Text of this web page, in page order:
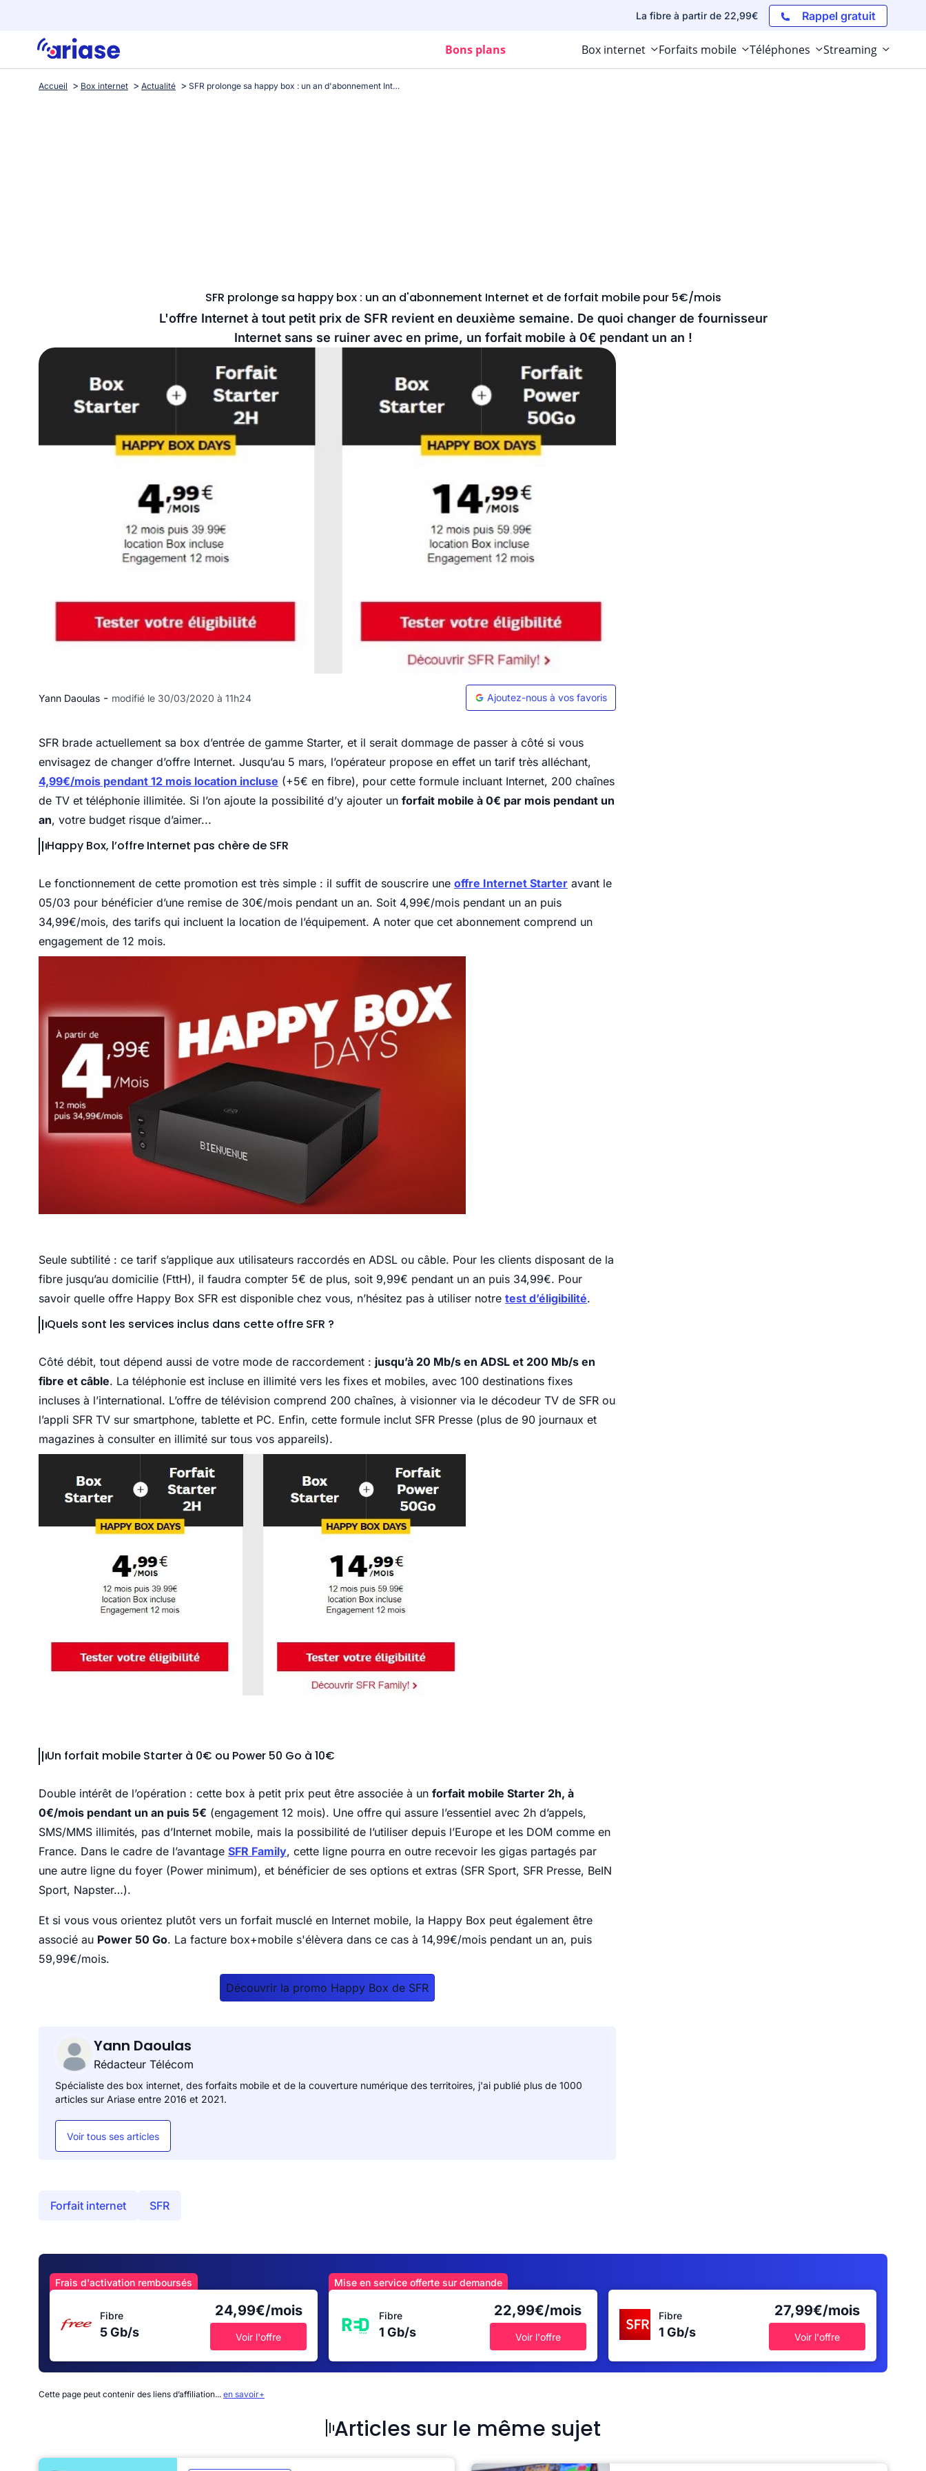
La fibre à partir de 22,99€ Rappel gratuit
Bons plans Box internet Forfaits mobile Téléphones Streaming
Accueil Box internet Actualité SFR prolonge sa happy box : un an d'abonnement Internet et de forfait mobile pour 5€/mois
SFR prolonge sa happy box : un an d'abonnement Internet et de forfait mobile pour 5€/mois
L'offre Internet à tout petit prix de SFR revient en deuxième semaine. De quoi changer de fournisseur
Internet sans se ruiner avec en prime, un forfait mobile à 0€ pendant un an !
Yann Daoulas - modifié le 30/03/2020 à 11h24 Ajoutez-nous à vos favoris
SFR brade actuellement sa box d’entrée de gamme Starter, et il serait dommage de passer à côté si vous
envisagez de changer d’offre Internet. Jusqu’au 5 mars, l’opérateur propose en effet un tarif très alléchant,
4,99€/mois pendant 12 mois location incluse (+5€ en fibre), pour cette formule incluant Internet, 200 chaînes
de TV et téléphonie illimitée. Si l’on ajoute la possibilité d’y ajouter un forfait mobile à 0€ par mois pendant un
an, votre budget risque d’aimer...
Happy Box, l’offre Internet pas chère de SFR
Le fonctionnement de cette promotion est très simple : il suffit de souscrire une offre Internet Starter avant le
05/03 pour bénéficier d’une remise de 30€/mois pendant un an. Soit 4,99€/mois pendant un an puis
34,99€/mois, des tarifs qui incluent la location de l’équipement. A noter que cet abonnement comprend un
engagement de 12 mois.
Seule subtilité : ce tarif s’applique aux utilisateurs raccordés en ADSL ou câble. Pour les clients disposant de la
fibre jusqu’au domicilie (FttH), il faudra compter 5€ de plus, soit 9,99€ pendant un an puis 34,99€. Pour
savoir quelle offre Happy Box SFR est disponible chez vous, n’hésitez pas à utiliser notre test d’éligibilité.
Quels sont les services inclus dans cette offre SFR ?
Côté débit, tout dépend aussi de votre mode de raccordement : jusqu’à 20 Mb/s en ADSL et 200 Mb/s en
fibre et câble. La téléphonie est incluse en illimité vers les fixes et mobiles, avec 100 destinations fixes
incluses à l’international. L’offre de télévision comprend 200 chaînes, à visionner via le décodeur TV de SFR ou
l’appli SFR TV sur smartphone, tablette et PC. Enfin, cette formule inclut SFR Presse (plus de 90 journaux et
magazines à consulter en illimité sur tous vos appareils).
Un forfait mobile Starter à 0€ ou Power 50 Go à 10€
Double intérêt de l’opération : cette box à petit prix peut être associée à un forfait mobile Starter 2h, à
0€/mois pendant un an puis 5€ (engagement 12 mois). Une offre qui assure l’essentiel avec 2h d’appels,
SMS/MMS illimités, pas d’Internet mobile, mais la possibilité de l’utiliser depuis l’Europe et les DOM comme en
France. Dans le cadre de l’avantage SFR Family, cette ligne pourra en outre recevoir les gigas partagés par
une autre ligne du foyer (Power minimum), et bénéficier de ses options et extras (SFR Sport, SFR Presse, BeIN
Sport, Napster…).
Et si vous vous orientez plutôt vers un forfait musclé en Internet mobile, la Happy Box peut également être
associé au Power 50 Go. La facture box+mobile s'élèvera dans ce cas à 14,99€/mois pendant un an, puis
59,99€/mois.
Découvrir la promo Happy Box de SFR
Yann Daoulas
Rédacteur Télécom
Spécialiste des box internet, des forfaits mobile et de la couverture numérique des territoires, j'ai publié plus de 1000
articles sur Ariase entre 2016 et 2021.
Voir tous ses articles
Forfait internet SFR
Frais d'activation remboursés
Fibre
5 Gb/s
24,99€/mois
Voir l'offre
Mise en service offerte sur demande
Fibre
1 Gb/s
22,99€/mois
Voir l'offre
Fibre
1 Gb/s
27,99€/mois
Voir l'offre
Cette page peut contenir des liens d’affiliation... en savoir+
Articles sur le même sujet